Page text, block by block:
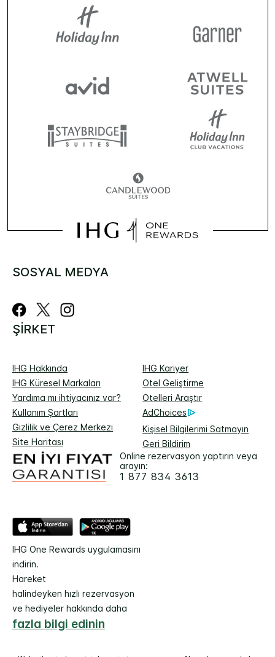
SOSYAL MEDYA
ŞIRKET
IHG Hakkında
IHG Kariyer
IHG Küresel Markaları
Otel Geliştirme
Yardıma mı ihtiyacınız var?
Otelleri Araştır
Kullanım Şartları
AdChoices
Gizlilik ve Çerez Merkezi
Kişisel Bilgilerimi Satmayın
Site Haritası
Geri Bildirim
Online rezervasyon yaptırın veya
arayın:
1 877 834 3613
IHG One Rewards uygulamasını
indirin.
Hareket
halindeyken hızlı rezervasyon
ve hediyeler hakkında daha
fazla bilgi edinin